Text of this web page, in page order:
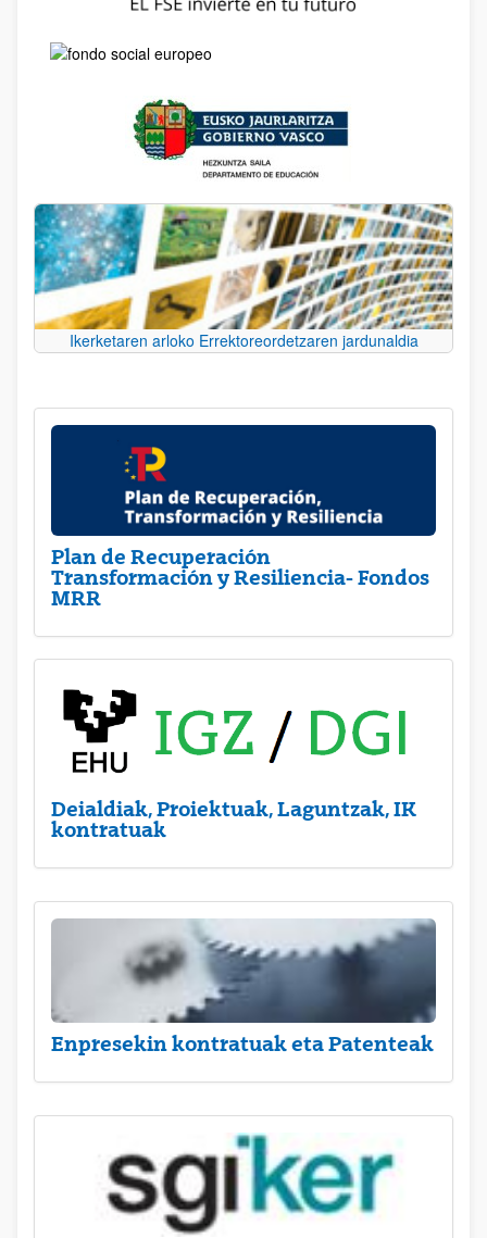
Ikerketaren arloko Errektoreordetzaren jardunaldia
Plan de Recuperación
Transformación y Resiliencia- Fondos
MRR
Deialdiak, Proiektuak, Laguntzak, IK
kontratuak
Enpresekin kontratuak eta Patenteak